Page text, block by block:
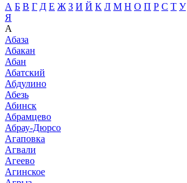
А Б В Г Д Е Ж З И Й К Л М Н О П Р С Т У
Я
А
Абаза
Абакан
Абан
Абатский
Абдулино
Абезь
Абинск
Абрамцево
Абрау-Дюрсо
Агаповка
Агвали
Агеево
Агинское